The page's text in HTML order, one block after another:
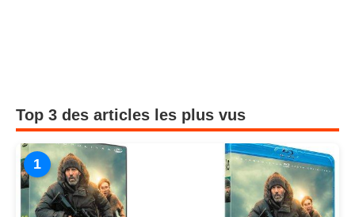
Top 3 des articles les plus vus
1